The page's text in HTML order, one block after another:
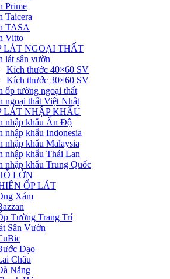
Prime
Taicera
TASA
Vitto
LÁT NGOẠI THẤT
lát sân vườn
Kích thước 40×60 SV
Kích thước 30×60 SV
ốp tường ngoại thất
ngoại thất Việt Nhật
LÁT NHẬP KHẨU
nhập khẩu Ấn Độ
nhập khẩu Indonesia
nhập khẩu Malaysia
nhập khẩu Thái Lan
nhập khẩu Trung Quốc
LỚN
ỐP LÁT
Xám
Tường Trang Trí
Sân Vườn
Dạo
Châu
Nẵng